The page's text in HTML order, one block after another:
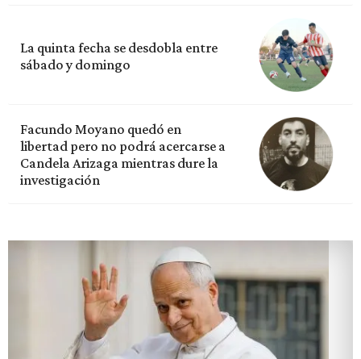
La quinta fecha se desdobla entre
sábado y domingo
Facundo Moyano quedó en
libertad pero no podrá acercarse a
Candela Arizaga mientras dure la
investigación